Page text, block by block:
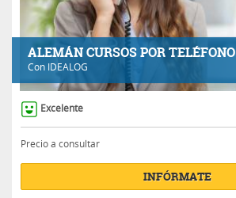
ALEMÁN CURSOS POR TELÉFONO
Con IDEALOG
Excelente
Precio a consultar
INFÓRMATE